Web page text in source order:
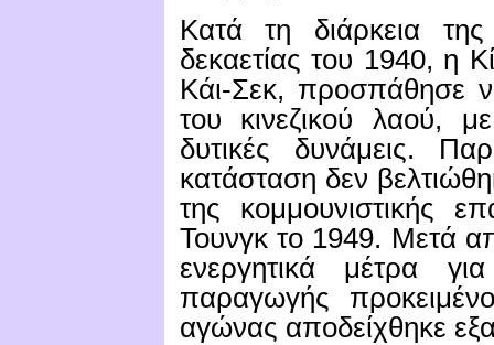
Κατά τη διάρκεια
δεκαετίας του 1940, η
Κάι-Σεκ, προσπάθησε
του κινεζικού λαού,
δυτικές δυνάμεις.
κατάσταση δεν
της κομμουνιστικής
Τουνγκ το 1949. Μετά
ενεργητικά μέτρα
παραγωγής
αγώνας αποδείχθηκε